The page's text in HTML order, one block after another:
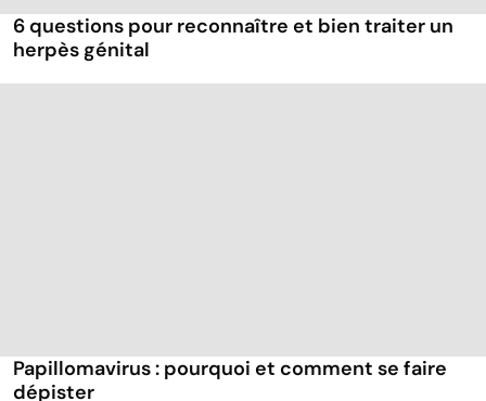
6 questions pour reconnaître et bien traiter un
herpès génital
Papillomavirus : pourquoi et comment se faire
dépister